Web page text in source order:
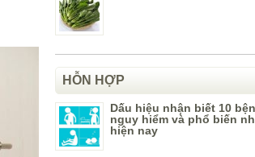
HỖN HỢP
Dấu hiệu nhận biết 10
nguy hiểm và phổ biến
hiện nay